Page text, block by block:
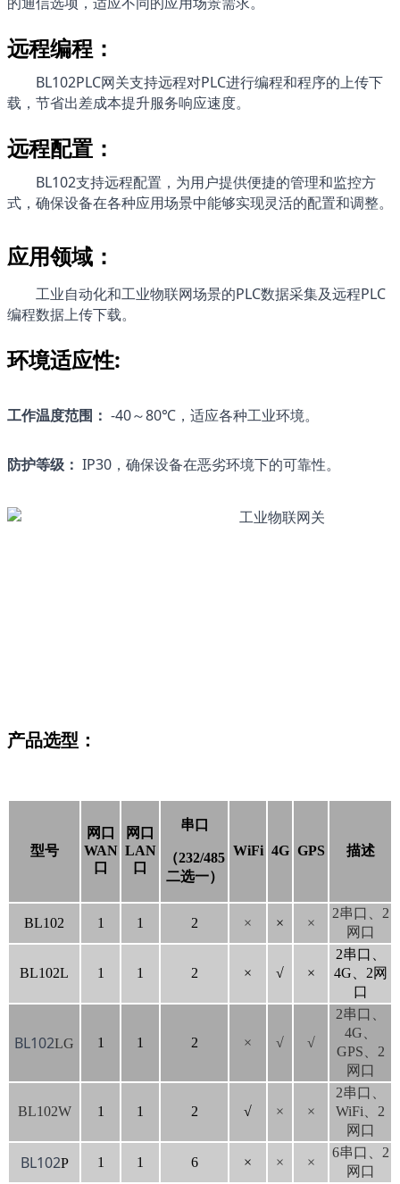
远程编程：
BL102PLC网关支持远程对PLC进行编程和程序的上传下
载，节省出差成本提升服务响应速度。
远程配置：
BL102支持远程配置，为用户提供便捷的管理和监控方
式，确保设备在各种应用场景中能够实现灵活的配置和调整。
应用领域：
工业自动化和工业物联网场景的PLC数据采集及远程PLC
编程数据上传下载。
环境适应性:
工作温度范围： -40～80℃，适应各种工业环境。
防护等级： IP30，确保设备在恶劣环境下的可靠性。
产品选型：
型号
网口
WAN
口
网口
LAN
口
串口
（232/485
二选一）
WiFi 4G GPS 描述
BL102 1 1 2 × × ×
2串口、2
网口
BL102L 1 1 2 × √ ×
2串口、
4G、2网
口
BL102LG 1 1 2 × √ √
2串口、
4G、
GPS、2
网口
BL102W 1 1 2 √ × ×
2串口、
WiFi、2
网口
BL102P 1 1 6 × × ×
6串口、2
网口